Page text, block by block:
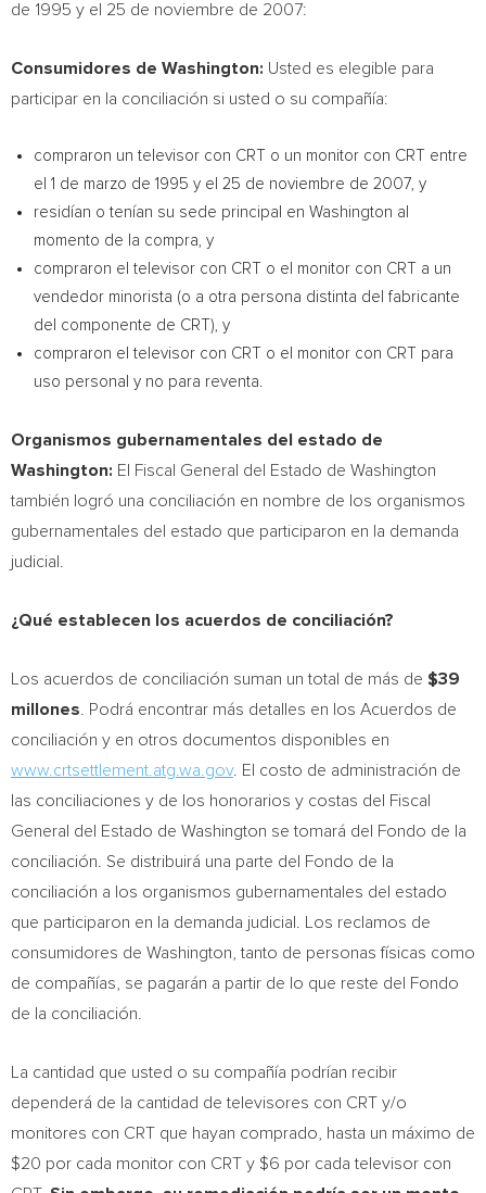
de 1995 y el 25 de noviembre de 2007:
Consumidores de Washington: Usted es elegible para
participar en la conciliación si usted o su compañía:
compraron un televisor con CRT o un monitor con CRT entre
el 1 de marzo de 1995 y el 25 de noviembre de 2007, y
residían o tenían su sede principal en Washington al
momento de la compra, y
compraron el televisor con CRT o el monitor con CRT a un
vendedor minorista (o a otra persona distinta del fabricante
del componente de CRT), y
compraron el televisor con CRT o el monitor con CRT para
uso personal y no para reventa.
Organismos gubernamentales del estado de
Washington: El Fiscal General del Estado de Washington
también logró una conciliación en nombre de los organismos
gubernamentales del estado que participaron en la demanda
judicial.
¿Qué establecen los acuerdos de conciliación?
Los acuerdos de conciliación suman un total de más de $39
millones . Podrá encontrar más detalles en los Acuerdos de
conciliación y en otros documentos disponibles en
www.crtsettlement.atg.wa.gov. El costo de administración de
las conciliaciones y de los honorarios y costas del Fiscal
General del Estado de Washington se tomará del
Fondo de la
conciliación. Se distribuirá una parte del
Fondo de la
conciliación a los organismos gubernamentales del estado
que participaron en la demanda judicial. Los reclamos de
consumidores de Washington , tanto de personas físicas como
de compañías, se pagarán a partir de lo que reste del
Fondo
de la conciliación.
La cantidad que usted o su compañía podrían recibir
dependerá de la cantidad de televisores con CRT y/o
monitores con CRT que hayan comprado, hasta un máximo de
$20 por cada monitor con CRT y $6 por cada televisor con